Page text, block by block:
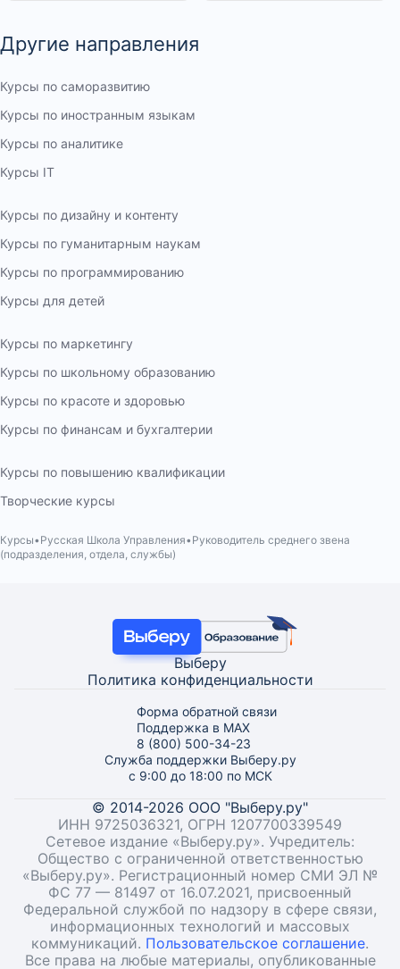
Другие направления
Курсы по саморазвитию
Курсы по иностранным языкам
Курсы по аналитике
Курсы IT
Курсы по дизайну и контенту
Курсы по гуманитарным наукам
Курсы по программированию
Курсы для детей
Курсы по маркетингу
Курсы по школьному образованию
Курсы по красоте и здоровью
Курсы по финансам и бухгалтерии
Курсы по повышению квалификации
Творческие курсы
Курсы Русская Школа Управления Руководитель среднего звена
(подразделения, отдела, службы)
Выберу
Политика конфиденциальности
Форма обратной связи
Поддержка в MAX
8 (800) 500-34-23
Служба поддержки Выберу.ру
с 9:00 до 18:00 по МСК
© 2014-2026 ООО "Выберу.ру"
ИНН 9725036321, ОГРН 1207700339549
Сетевое издание «Выберу.ру». Учредитель:
Общество с ограниченной ответственностью
«Выберу.ру». Регистрационный номер СМИ ЭЛ №
ФС 77 — 81497 от 16.07.2021, присвоенный
Федеральной службой по надзору в сфере связи,
информационных технологий и массовых
коммуникаций. Пользовательское соглашение.
Все права на любые материалы, опубликованные